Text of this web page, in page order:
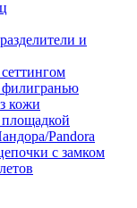
и
филигранью
кожи
Pandora
с замком